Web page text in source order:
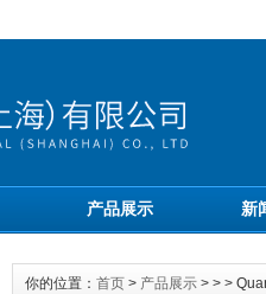
产品展示 新
你的位置： 首页 > 产品展示 > > >